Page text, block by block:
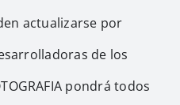
actualizarse por
de los
pondrá todos